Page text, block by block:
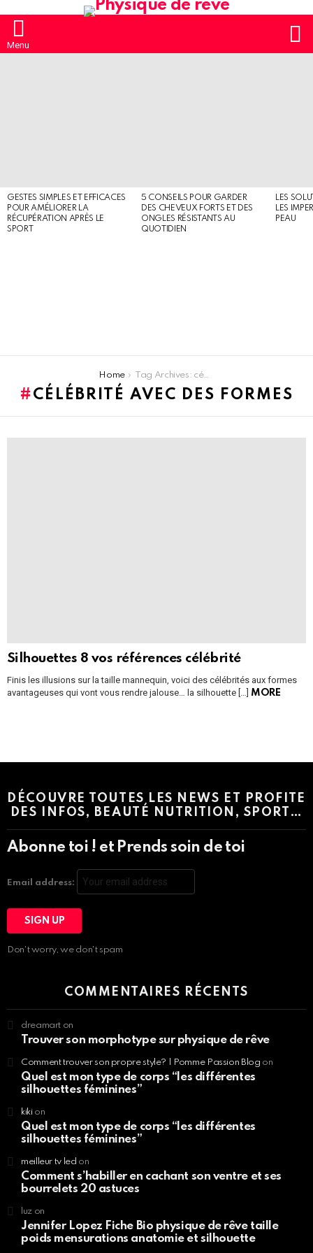
Menu
GESTES SIMPLES ET EFFICACES
POUR AMÉLIORER LA
RÉCUPÉRATION APRÈS LE
SPORT
5 CONSEILS POUR GARDER
DES CHEVEUX FORTS ET DES
ONGLES RÉSISTANTS AU
QUOTIDIEN
LES
LES
PEAU
Home Tag Archives: célébrité avec des formes
CÉLÉBRITÉ AVEC DES FORMES
Silhouettes 8 vos références célébrité
Finis les illusions sur la taille mannequin, voici des célébrités aux formes
avantageuses qui vont vous rendre jalouse… la silhouette […] MORE
DÉCOUVRE TOUTES LES NEWS ET PROFITE
DES INFOS, BEAUTÉ NUTRITION, SPORT…
Abonne toi ! et Prends soin de toi
Email address:
Don't worry, we don't spam
COMMENTAIRES RÉCENTS
dreamart on
Trouver son morphotype sur physique de rêve
Comment trouver son propre style? | Pomme Passion Blog on
Quel est mon type de corps “les différentes
silhouettes féminines”
kikion
Quel est mon type de corps “les différentes
silhouettes féminines”
meilleur tv led on
Comment s’habiller en cachant son ventre et ses
bourrelets 20 astuces
luzon
Jennifer Lopez Fiche Bio physique de rêve taille
poids mensurations anatomie et silhouette